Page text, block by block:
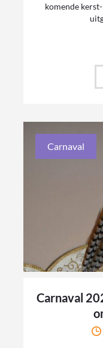
komende
Carnaval
Carnaval